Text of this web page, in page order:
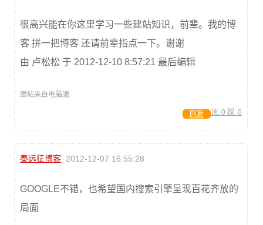
很高兴能在你这里学习一些建站知识，前辈。我的博
客 拼一把博客 还请前辈指点一下。谢谢
由 卢松松 于 2012-12-10 8:57:21 最后编辑
跟帖来自电脑端
顶: 0 踩: 0
回复
秦远征博客 2012-12-07 16:55:28
GOOGLE不错，也希望国内搜索引擎呈现百花齐放的
局面